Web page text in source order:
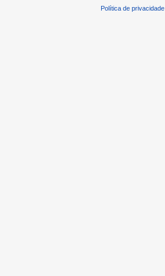
Política de privacidade